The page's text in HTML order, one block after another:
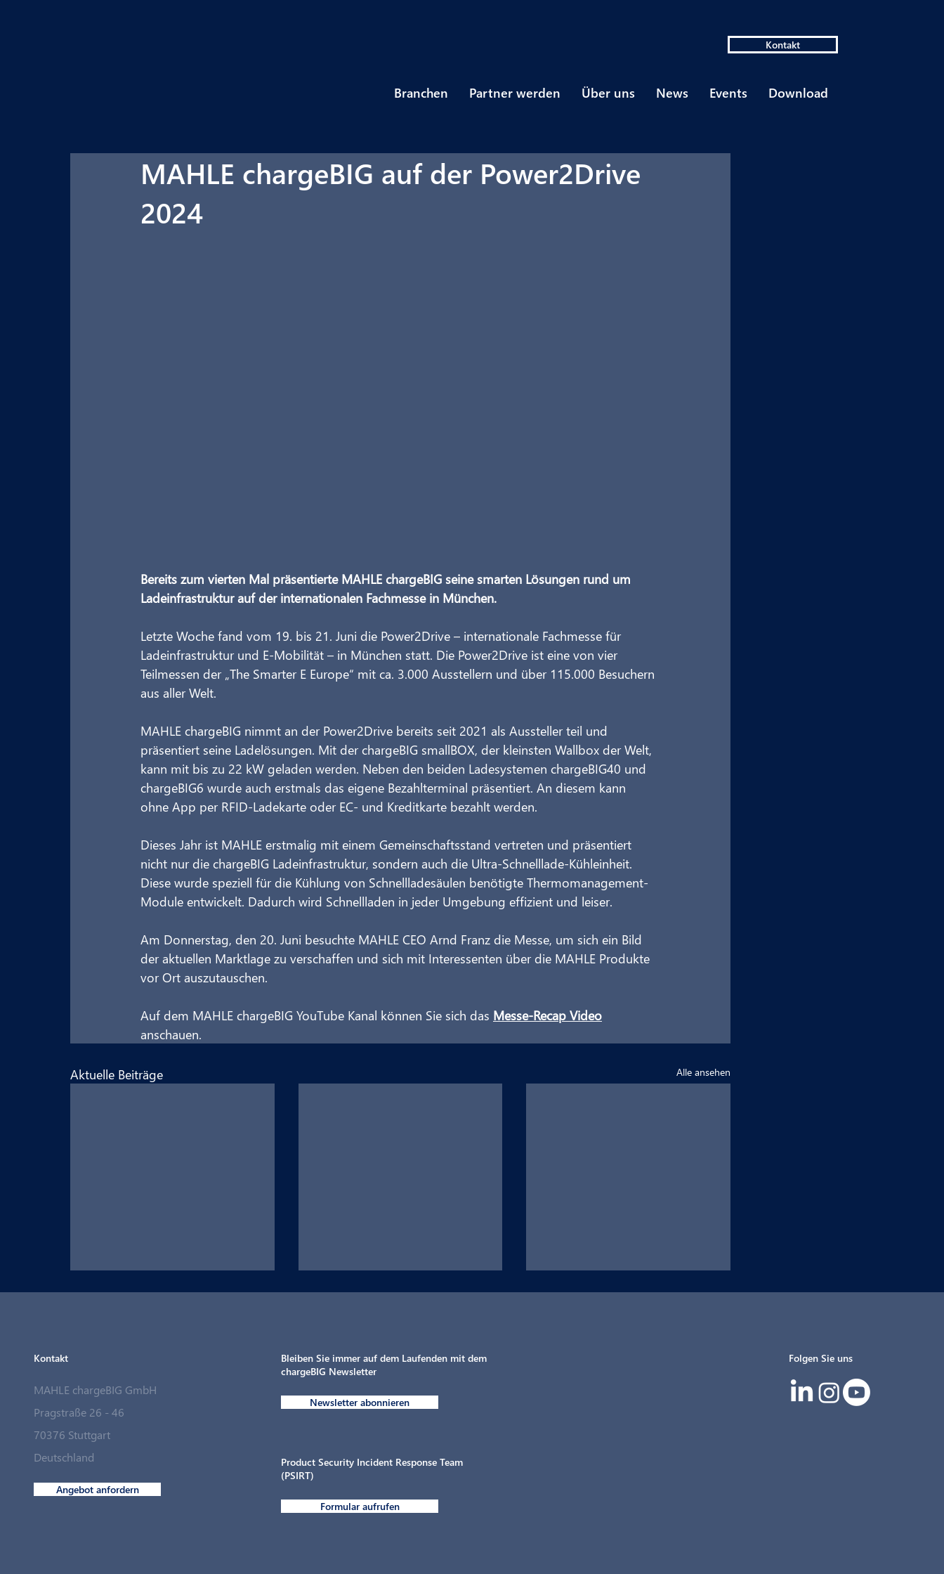
Kontakt
Branchen Partner werden Über uns News Events Download
MAHLE chargeBIG auf der Power2Drive
2024
Bereits zum vierten Mal präsentierte MAHLE chargeBIG seine smarten Lösungen rund um
Ladeinfrastruktur auf der internationalen Fachmesse in München.
Letzte Woche fand vom 19. bis 21. Juni die Power2Drive – internationale Fachmesse für
Ladeinfrastruktur und E-Mobilität – in München statt. Die Power2Drive ist eine von vier
Teilmessen der „The Smarter E Europe“ mit ca. 3.000 Ausstellern und über 115.000 Besuchern
aus aller Welt.
MAHLE chargeBIG nimmt an der Power2Drive bereits seit 2021 als Aussteller teil und
präsentiert seine Ladelösungen. Mit der chargeBIG smallBOX, der kleinsten Wallbox der Welt,
kann mit bis zu 22 kW geladen werden. Neben den beiden Ladesystemen chargeBIG40 und
chargeBIG6 wurde auch erstmals das eigene Bezahlterminal präsentiert. An diesem kann
ohne App per RFID-Ladekarte oder EC- und Kreditkarte bezahlt werden.
Dieses Jahr ist MAHLE erstmalig mit einem Gemeinschaftsstand vertreten und präsentiert
nicht nur die chargeBIG Ladeinfrastruktur, sondern auch die Ultra-Schnelllade-Kühleinheit.
Diese wurde speziell für die Kühlung von Schnellladesäulen benötigte Thermomanagement-
Module entwickelt. Dadurch wird Schnellladen in jeder Umgebung effizient und leiser.
Am Donnerstag, den 20. Juni besuchte MAHLE CEO Arnd Franz die Messe, um sich ein Bild
der aktuellen Marktlage zu verschaffen und sich mit Interessenten über die MAHLE Produkte
vor Ort auszutauschen.
Auf dem MAHLE chargeBIG YouTube Kanal können Sie sich das Messe-Recap Video
anschauen.
Aktuelle Beiträge Alle ansehen
MAHLE chargeBIG schließt
strategische Partnerschaft
mit Langmatz Energy
Intelligente Elektrifizierung
Automobilbranche
Kontakt
MAHLE chargeBIG GmbH
Pragstraße 26 - 46
70376 Stuttgart
Deutschland
Angebot anfordern
Bleiben Sie immer auf dem Laufenden mit dem
chargeBIG Newsletter
Newsletter abonnieren
Product Security Incident Response Team
(PSIRT)
Formular aufrufen
Folgen Sie uns